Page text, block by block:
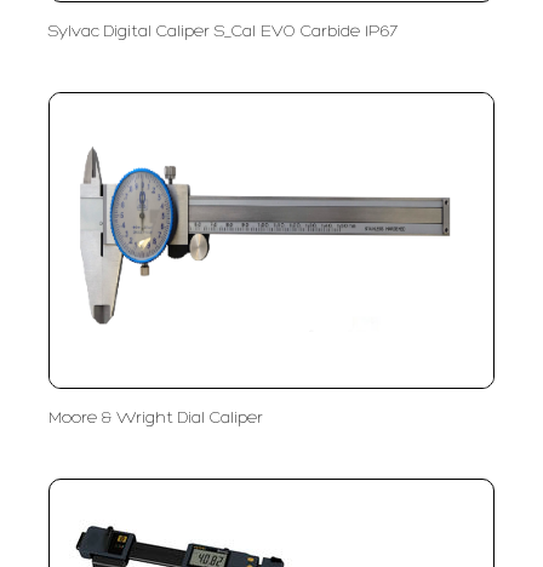
Sylvac Digital Caliper S_Cal EVO Carbide IP67
Moore & Wright Dial Caliper